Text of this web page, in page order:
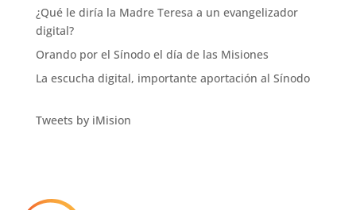
¿Qué le diría la Madre Teresa a un evangelizador
digital?
Orando por el Sínodo el día de las Misiones
La escucha digital, importante aportación al Sínodo
Tweets by iMision